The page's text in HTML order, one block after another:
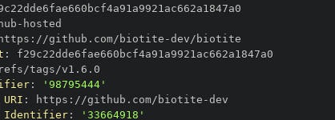
-
: //github.com/biotite -
:
:
'98795444'
: https : //github.com/biotite -
Identifier: '33664918'